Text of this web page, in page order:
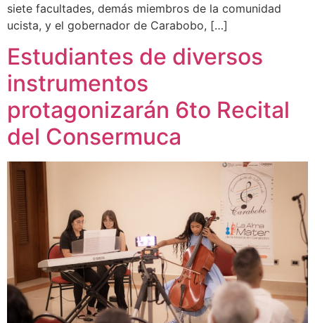
siete facultades, demás miembros de la comunidad
ucista, y el gobernador de Carabobo, […]
Estudiantes de diversos
instrumentos
protagonizarán 6to Recital
del Consermuca